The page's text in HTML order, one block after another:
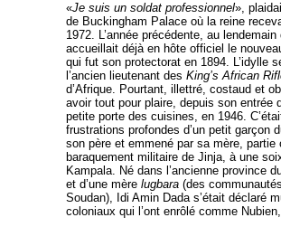
«Je suis un soldat professionnel»,
de Buckingham Palace où la reine
1972. L’année précédente, au
accueillait déjà en hôte officiel le
qui fut son protectorat en 1894. L’idylle
l’ancien lieutenant des King’s African
d’Afrique. Pourtant, illettré, costaud et
avoir tout pour plaire, depuis son entrée
petite porte des cuisines, en 1946.
frustrations profondes d’un petit garçon
son père et emmené par sa mère, partie
baraquement militaire de Jinja, à une
Kampala. Né dans l’ancienne province
et d’une mère lugbara (des
Soudan), Idi Amin Dada s’était déclaré
coloniaux qui l’ont enrôlé comme